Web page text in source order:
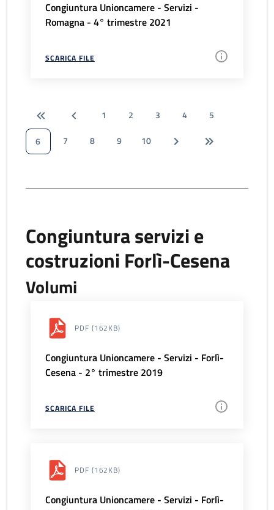
Congiuntura Unioncamere - Servizi -
Romagna - 4° trimestre 2021
SCARICA FILE
1 2 3 4
5
6
7 8 9 10
Congiuntura servizi e
costruzioni Forlì-Cesena
Volumi
PDF (162KB)
Congiuntura Unioncamere - Servizi - Forlì-
Cesena - 2° trimestre 2019
SCARICA FILE
PDF (162KB)
Congiuntura Unioncamere - Servizi - Forlì-